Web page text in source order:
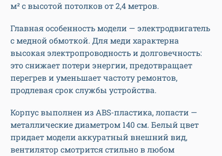
м² с высотой потолков от 2,4 метров.
Главная особенность модели — электродвигатель
с медной обмоткой. Для меди характерна
высокая электропроводность и долговечность:
это снижает потери энергии, предотвращает
перегрев и уменьшает частоту ремонтов,
продлевая срок службы устройства.
Корпус выполнен из ABS-пластика, лопасти —
металлические диаметром 140 см. Белый цвет
придает модели аккуратный внешний вид,
вентилятор смотрится стильно в любом